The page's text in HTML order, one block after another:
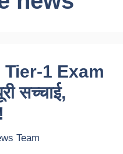
Tier-1 Exam
सच्चाई,
Team